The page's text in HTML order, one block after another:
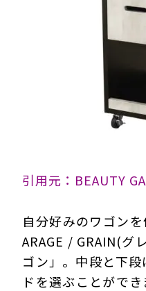
引用元：BEAUTY
自分好みのワゴン
ARAGE / GRAIN(グ
ゴン」。中段と下
ドを選ぶことがで